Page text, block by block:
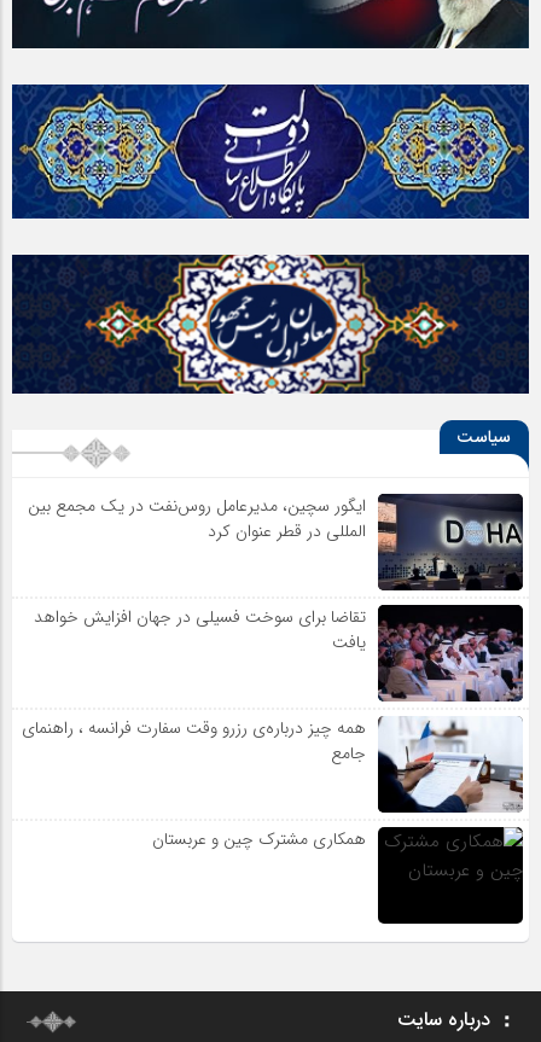
معرفی برترین هنرمندان معاصر ایران
سیاست
ایگور سچین، مدیرعامل روس‌نفت در یک مجمع بین
المللی در قطر عنوان کرد
تقاضا برای سوخت فسیلی در جهان افزایش خواهد
یافت
همه چیز درباره‌ی رزرو وقت سفارت فرانسه ، راهنمای
جامع
همکاری مشترک چین و عربستان
درباره سایت